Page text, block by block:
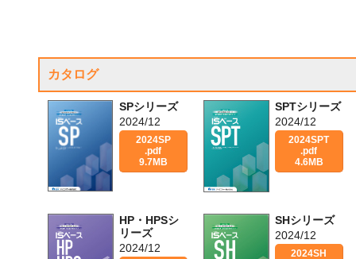
カタログ
SPシリーズ
2024/12
2024SP
.pdf
9.7MB
SPTシリーズ
2024/12
2024SPT
.pdf
4.6MB
HP・HPSシ
リーズ
2024/12
SHシリーズ
2024/12
2024SH